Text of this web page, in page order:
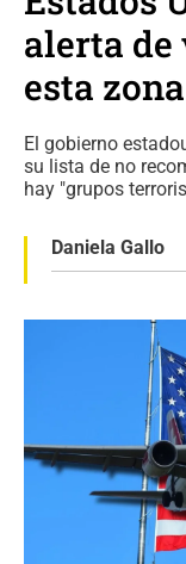
alerta de
esta
El gobierno
su lista de no
hay "grupos
Daniela Gallo